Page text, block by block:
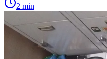
2 min